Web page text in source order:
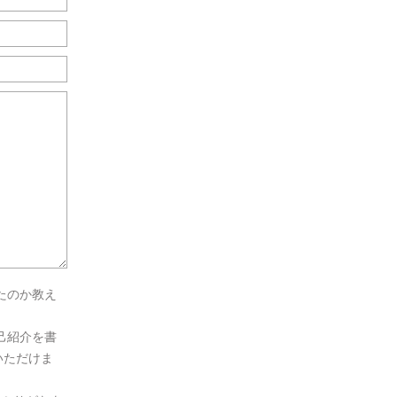
か教え
紹介を書
だけま